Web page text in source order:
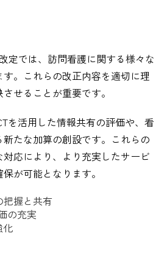
定では、訪問看護に関する様々な
。これらの改正内容を適切に理
せることが重要です。
を活用した情報共有の評価や、看
たな加算の創設です。これらの
応により、より充実したサービ
が可能となります。
把握と共有
の充実
化